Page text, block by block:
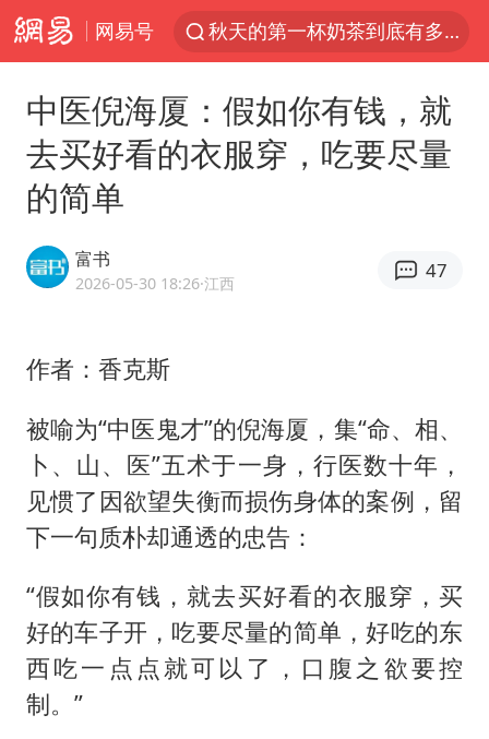
网易号
秋天的第一杯奶茶到底有多火
四川宜宾高县4.9级地震致1死
东航：国内客票提前14天免费退改
国防部：中国军队坚决反制任何闹海挑衅图谋
“新疆阿勒泰八月能滑雪”不实
夯实基础开新局
中医倪海厦：假如你有钱，就
去买好看的衣服穿，吃要尽量
的简单
富书
2026-05-30 18:26·江西
47
作者：香克斯
被喻为“中医鬼才”的倪海厦，集“命、相、
卜、山、医”五术于一身，行医数十年，
见惯了因欲望失衡而损伤身体的案例，留
下一句质朴却通透的忠告：
“假如你有钱，就去买好看的衣服穿，买
好的车子开，吃要尽量的简单，好吃的东
西吃一点点就可以了，口腹之欲要控
制。”